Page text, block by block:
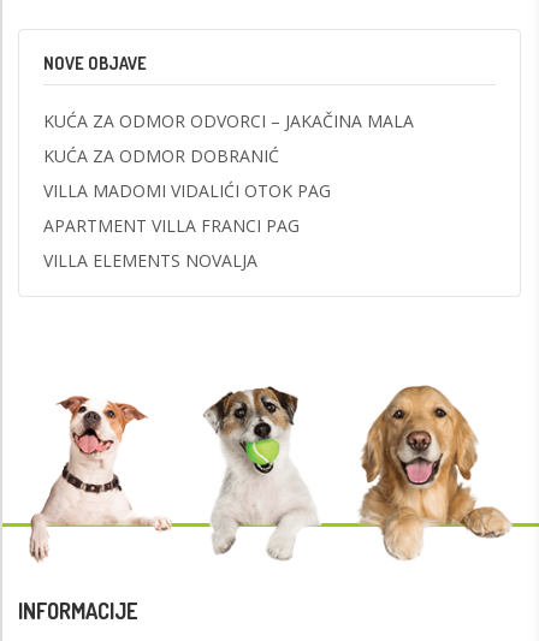
NOVE OBJAVE
KUĆA ZA ODMOR ODVORCI – JAKAČINA MALA
KUĆA ZA ODMOR DOBRANIĆ
VILLA MADOMI VIDALIĆI OTOK PAG
APARTMENT VILLA FRANCI PAG
VILLA ELEMENTS NOVALJA
INFORMACIJE